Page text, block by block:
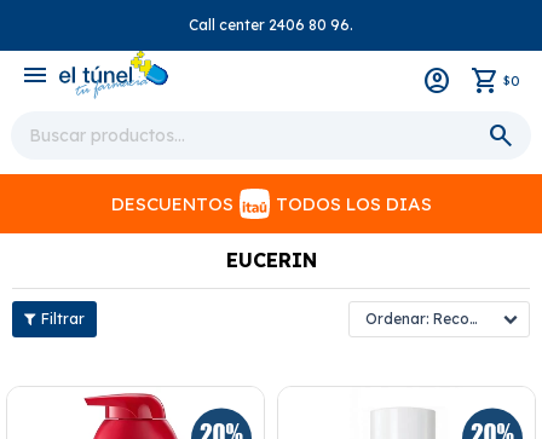
Call center 2406 80 96.
menu $0
DESCUENTOS TODOS LOS DIAS
EUCERIN
Recomendados
close